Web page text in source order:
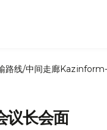
路线/中间走廊
议长会面